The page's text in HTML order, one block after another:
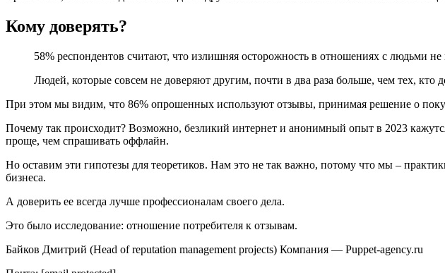
Кому доверять?
58% респондентов считают, что излишняя осторожность в отношениях с людьми не
Людей, которые совсем не доверяют другим, почти в два раза больше, чем тех, кто
При этом мы видим, что 86% опрошенных используют отзывы, принимая решение о
Почему так происходит? Возможно, безликий интернет и анонимный опыт в 2023
проще, чем спрашивать оффлайн.
Но оставим эти гипотезы для теоретиков. Нам это не так важно, потому что мы –
бизнеса.
А доверить ее всегда лучше профессионалам своего дела.
Это было исследование: отношение потребителя к отзывам.
Байков Дмитрий (Head of reputation management projects) Компания — Puppet-agency.ru